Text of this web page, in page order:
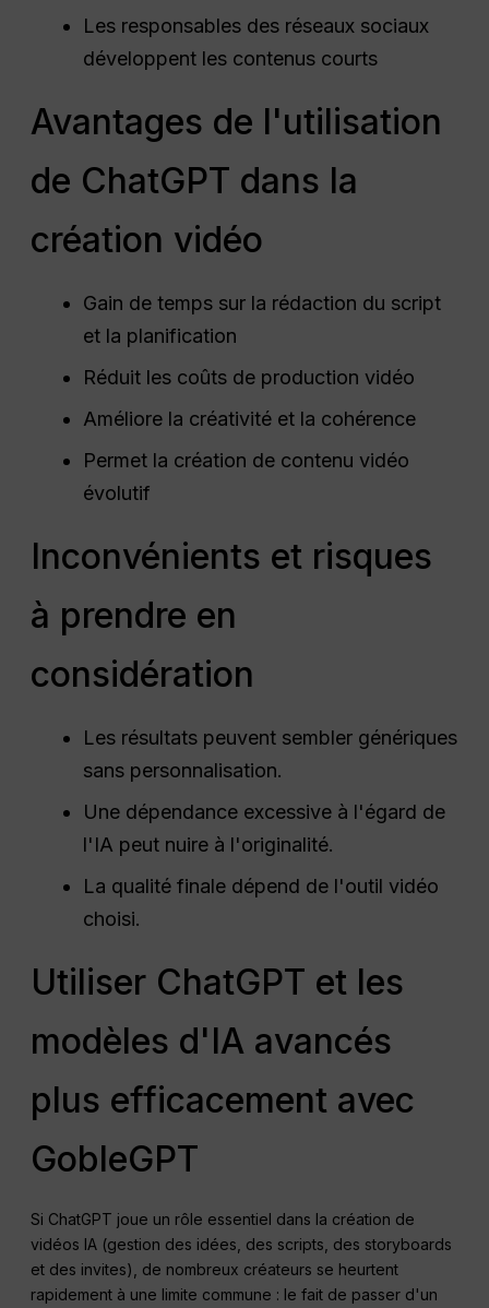
Les responsables des réseaux sociaux
développent les contenus courts
Avantages de l'utilisation
de ChatGPT dans la
création vidéo
Gain de temps sur la rédaction du script
et la planification
Réduit les coûts de production vidéo
Améliore la créativité et la cohérence
Permet la création de contenu vidéo
évolutif
Inconvénients et risques
à prendre en
considération
Les résultats peuvent sembler génériques
sans personnalisation.
Une dépendance excessive à l'égard de
l'IA peut nuire à l'originalité.
La qualité finale dépend de l'outil vidéo
choisi.
Utiliser ChatGPT et les
modèles d'IA avancés
plus efficacement avec
GobleGPT
Si ChatGPT joue un rôle essentiel dans la création de
vidéos IA (gestion des idées, des scripts, des storyboards
et des invites), de nombreux créateurs se heurtent
rapidement à une limite commune : le fait de passer d'un